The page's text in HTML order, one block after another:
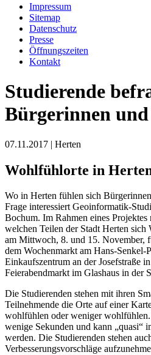
Impressum
Sitemap
Datenschutz
Presse
Öffnungszeiten
Kontakt
Studierende
Bürgerinnen
07.11.2017 | Herten
Wohlfühlorte in
Wo in Herten fühlen sich
Frage interessiert Geoinformatik-
Bochum. Im Rahmen eines
welchen Teilen der Stadt Herten
am Mittwoch, 8. und 15. November,
dem Wochenmarkt am Hans-Senkel-
Einkaufszentrum an der Josefstraße
Feierabendmarkt im Glashaus in der
Die Studierenden stehen mit ihren
Teilnehmende die Orte auf einer
wohlfühlen oder weniger
wenige Sekunden und kann „quasi“
werden. Die Studierenden stehen
Verbesserungsvorschläge